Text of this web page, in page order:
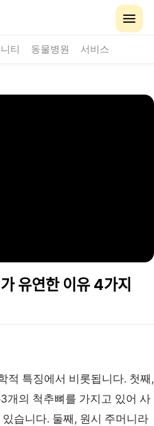
티 동물병원 서비스
유연한 이유 4가지
적 특징에서 비롯됩니다. 첫째,
개의 척추뼈를 가지고 있어 사
습니다. 둘째, 원시 주머니라